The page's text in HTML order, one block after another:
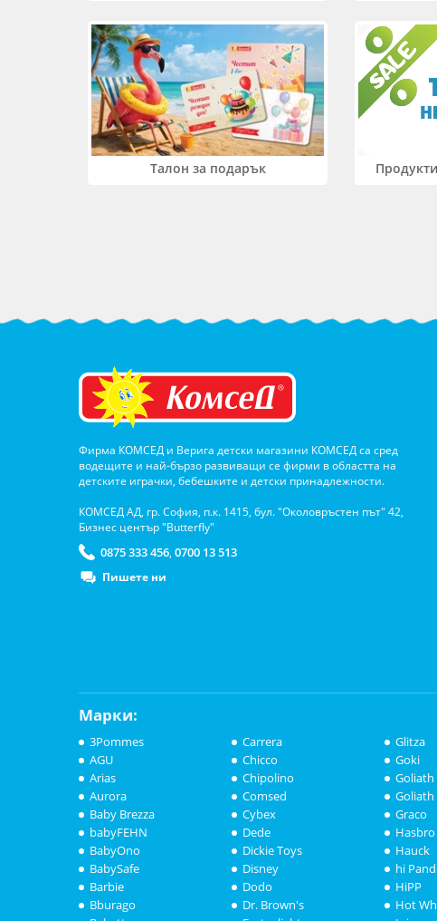
Талон за подарък
Фирма КОМСЕД и Верига детски магазини КОМСЕД са сред
водещите и най-бързо развиващи се фирми в областта на
детските играчки, бебешките и детски принадлежности.
КОМСЕД АД, гр. София, п.к. 1415, бул. "Околовръстен път" 42,
Бизнес център "Butterfly"
0875 333 456, 0700 13 513
Пишете ни
Марки:
3Pommes
AGU
Arias
Aurora
Baby Brezza
babyFEHN
BabyOno
BabySafe
Barbie
Bburago
Carrera
Chicco
Chipolino
Comsed
Cybex
Dede
Dickie Toys
Disney
Dodo
Dr. Brown's
Glitza
Goki
Goliath
Goliath
Graco
Hasbro
Hauck
hi
HiPP
Hot